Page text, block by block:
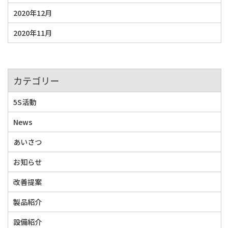
2020年12月
2020年11月
カテゴリー
5S活動
News
あいさつ
お知らせ
改善提案
製品紹介
設備紹介